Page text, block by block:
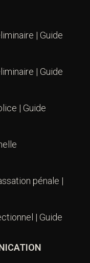
| Guide
| Guide
| Guide
pénale |
| Guide